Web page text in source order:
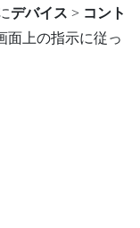
デバイス > コント
面上の指示に従っ